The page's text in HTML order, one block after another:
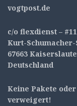
vogtpost.de
c/o flexdienst –
Kurt-Schumacher-
67663
Deutschland
Keine Pakete
verweigert!